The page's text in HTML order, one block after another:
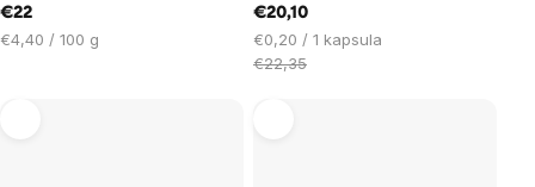
€22
Jednotková
€4,40 / 100 g
€20,10
Jednotková
cena:
€0,20 / 1 kapsula
€22,35